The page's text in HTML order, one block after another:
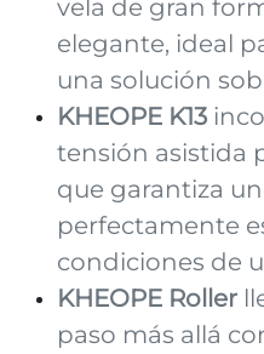
vela de gran
elegante, ideal
una solución
KHEOPE K13
tensión asistida
que garantiza
perfectamente
condiciones de
KHEOPE Roller
paso más allá